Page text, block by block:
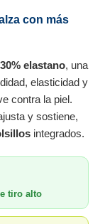
con más
elastano, una
elasticidad y
contra la piel.
y sostiene,
integrados.
tiro alto